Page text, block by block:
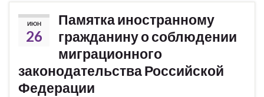
ИЮН
26
Памятка иностранному
гражданину о соблюдении
миграционного
законодательства Российской
Федерации